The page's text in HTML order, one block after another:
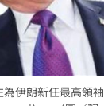
伊朗新任最高領袖